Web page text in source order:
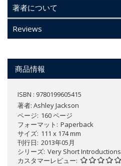
著者について
Reviews
商品情報
ISBN : 9780199605415
著者: Ashley Jackson
ページ 160 ページ
フォーマット
Paperback
サイズ 111 x 174 mm
刊行日 2013年05月
シリーズ Very Short Introductions
カスタマーレビュー